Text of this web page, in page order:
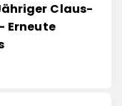
Claus-
Erneute